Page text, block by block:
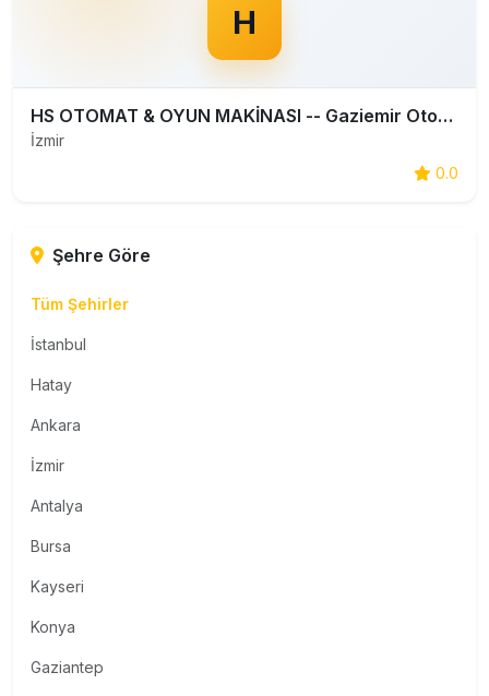
H
HS OTOMAT & OYUN MAKİNASI -- Gaziemir Otomat & Oyun Makinası Kiralama , Satım ve Bakım Hızmetı
İzmir
0.0
Şehre Göre
Tüm Şehirler
İstanbul
Hatay
Ankara
İzmir
Antalya
Bursa
Kayseri
Konya
Gaziantep